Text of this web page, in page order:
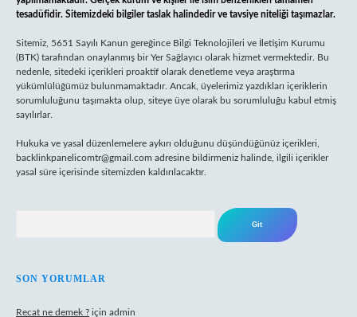
tesadüfidir. Sitemizdeki bilgiler taslak halindedir ve tavsiye niteliği taşımazlar.
Sitemiz, 5651 Sayılı Kanun gereğince Bilgi Teknolojileri ve İletişim Kurumu
(BTK) tarafından onaylanmış bir Yer Sağlayıcı olarak hizmet vermektedir. Bu
nedenle, sitedeki içerikleri proaktif olarak denetleme veya araştırma
yükümlülüğümüz bulunmamaktadır. Ancak, üyelerimiz yazdıkları içeriklerin
sorumluluğunu taşımakta olup, siteye üye olarak bu sorumluluğu kabul etmiş
sayılırlar.
Hukuka ve yasal düzenlemelere aykırı olduğunu düşündüğünüz içerikleri,
backlinkpanelicomtr@gmail.com adresine bildirmeniz halinde, ilgili içerikler
yasal süre içerisinde sitemizden kaldırılacaktır.
SON YORUMLAR
Recat ne demek ? için admin